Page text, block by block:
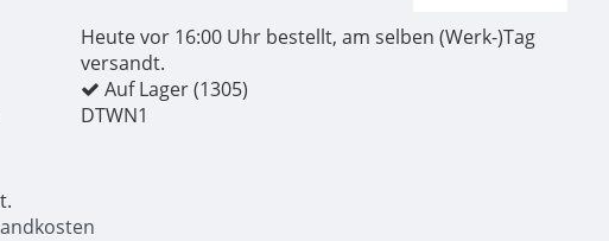
Heute vor 16:00 Uhr bestellt, am selben (Werk-)Tag
versandt.
Auf Lager (1305)
DTWN1